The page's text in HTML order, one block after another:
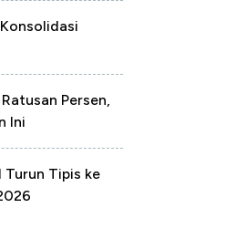
Persen,
Ini
Turun Tipis ke